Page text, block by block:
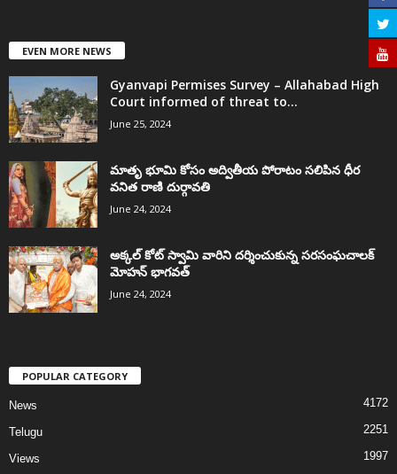
EVEN MORE NEWS
Gyanvapi Permises Survey – Allahabad High
Court informed of threat to...
June 25, 2024
మాతృ భూమి కోసం అద్వితీయ పోరాటం సలిపిన ధీర
వనిత రాణి దుర్గావతి
June 24, 2024
అక్కల్‌ కోట్‌ స్వామి వారిని దర్శించుకున్న సరసంఘచాలక్
మోహన్ భాగవత్
June 24, 2024
POPULAR CATEGORY
News 4172
Telugu 2251
Views 1997